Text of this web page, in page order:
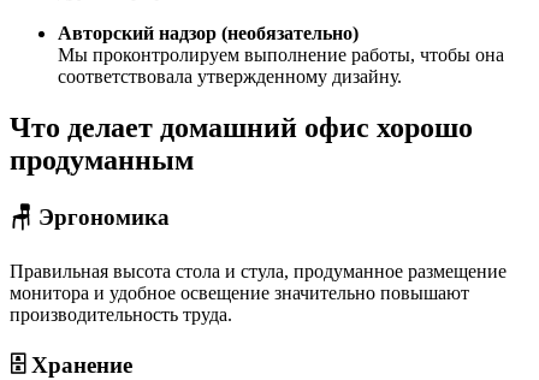
Авторский надзор (необязательно)
Мы проконтролируем выполнение работы, чтобы она
соответствовала утвержденному дизайну.
Что делает домашний офис хорошо
продуманным
🪑 Эргономика
Правильная высота стола и стула, продуманное размещение
монитора и удобное освещение значительно повышают
производительность труда.
🗄️ Хранение